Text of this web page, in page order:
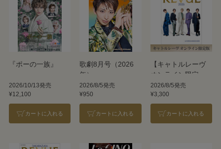
『ポーの一族』
2026/10/13発売
¥12,100
カートに入れる
歌劇8月号（2026
年）
2026/8/5発売
¥950
カートに入れる
【キャトルレーヴ
オンライン限定
版】TAKARAZUKA
REVUE 2026
2026/8/5発売
¥3,300
カートに入れる